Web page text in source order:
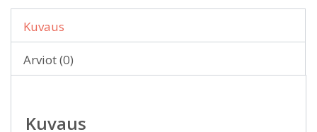
Kuvaus
Arviot (0)
Kuvaus